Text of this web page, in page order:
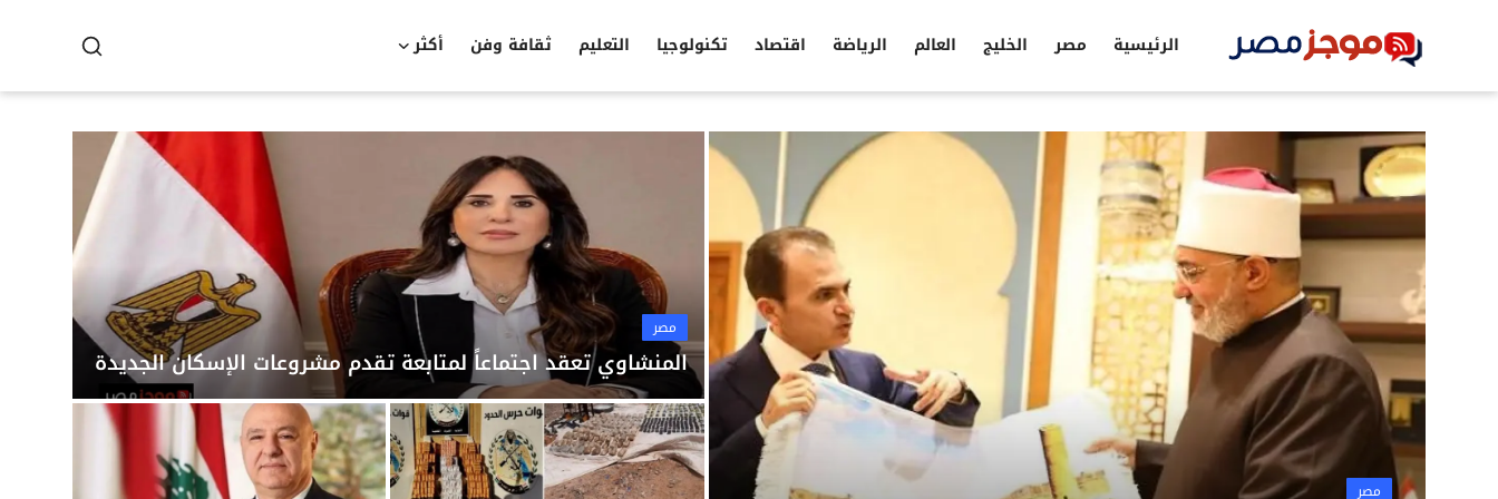
الرئيسية مصر الخليج العالم الرياضة اقتصاد تكنولوجيا التعليم ثقافة وفن أكثر
الرئيسية
تكنولوجيا
مصر مصر
مصر
المنشاوي تعقد اجتماعاً لمتابعة تقدم مشروعات الإسكان الجديدة